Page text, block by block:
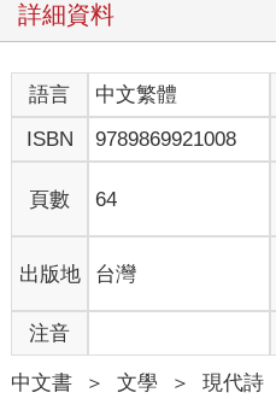
Hinggap seekor di tengah laman.
Hendak mati di hujung kuku,
Asal berkubur di tapak tangan.
／
拿起筆來寫封信，
從今生寫到來世，
Mari ditulis di atas batu.
Dari dunia sampai akhirat,
Badan dua menjadi satu.
／
詳細資料
語言 中文繁體
ISBN
9789869921008
頁數 64
出版地 台灣
注音
中文書 ＞ 文學 ＞ 現代詩